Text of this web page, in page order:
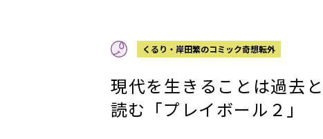
くるり・岸田繁のコミック奇想転外
現代を生きることは過去
読む「プレイボール２」